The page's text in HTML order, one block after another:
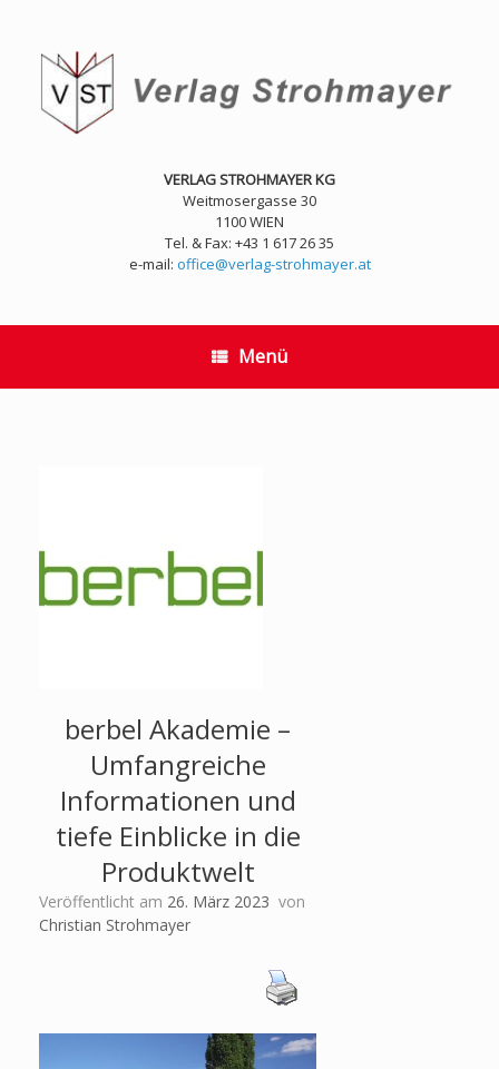
springen
VERLAG STROHMAYER KG
Weitmosergasse 30
1100 WIEN
Tel. & Fax: +43 1 617 26 35
e-mail: office@verlag-strohmayer.at
Menü
berbel Akademie –
Umfangreiche
Informationen und
tiefe Einblicke in die
Produktwelt
Veröffentlicht am 26. März 2023 von
Christian Strohmayer